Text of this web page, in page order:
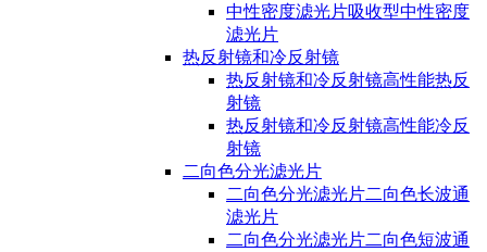
中性密度滤光片吸收型中性密度
滤光片
热反射镜和冷反射镜
热反射镜和冷反射镜高性能热反
射镜
热反射镜和冷反射镜高性能冷反
射镜
二向色分光滤光片
二向色分光滤光片二向色长波通
滤光片
二向色分光滤光片二向色短波通